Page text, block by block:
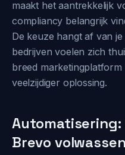
maakt het aantrekkelijk
compliancy belangrijk
De keuze hangt af van
bedrijven voelen zich
breed
veelzijdiger oplossing.
Automatisering:
Brevo